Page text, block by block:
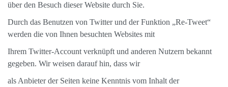
über den Besuch dieser Website durch Sie.
Durch das Benutzen von Twitter und der Funktion „Re-Tweet“
werden die von Ihnen besuchten Websites mit
Ihrem Twitter-Account verknüpft und anderen Nutzern bekannt
gegeben. Wir weisen darauf hin, dass wir
als Anbieter der Seiten keine Kenntnis vom Inhalt der